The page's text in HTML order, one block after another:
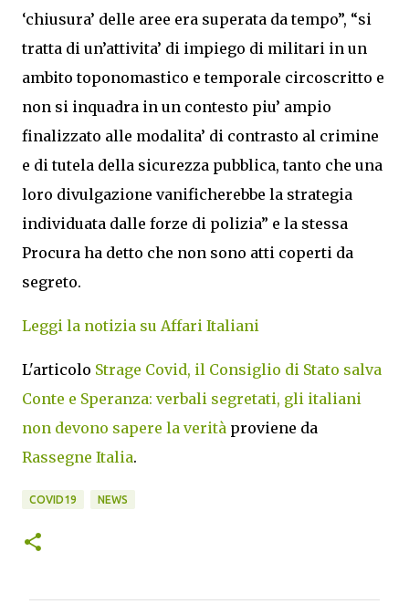
‘chiusura’ delle aree era superata da tempo”, “si
tratta di un’attivita’ di impiego di militari in un
ambito toponomastico e temporale circoscritto e
non si inquadra in un contesto piu’ ampio
finalizzato alle modalita’ di contrasto al crimine
e di tutela della sicurezza pubblica, tanto che una
loro divulgazione vanificherebbe la strategia
individuata dalle forze di polizia” e la stessa
Procura ha detto che non sono atti coperti da
segreto.
Leggi la notizia su Affari Italiani
L'articolo Strage Covid, il Consiglio di Stato salva
Conte e Speranza: verbali segretati, gli italiani
non devono sapere la verità proviene da
Rassegne Italia.
COVID19 NEWS